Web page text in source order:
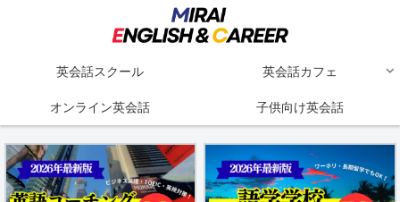
英会話スクール 英会話カフェ
オンライン英会話 子供向け英会話